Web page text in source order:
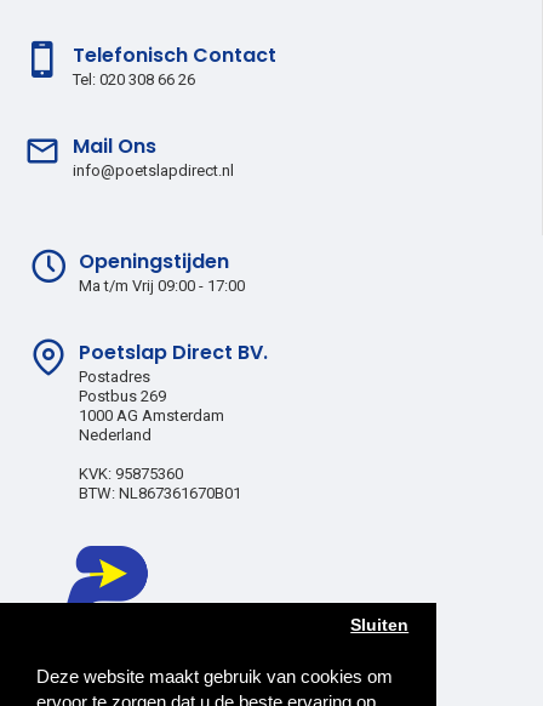
Deze website maakt gebruik van cookies om
Sluiten
Telefonisch Contact
Tel: 020 308 66 26
Mail Ons
info@poetslapdirect.nl
Openingstijden
Ma t/m Vrij 09:00 - 17:00
Poetslap Direct BV.
Postadres
Postbus 269
1000 AG Amsterdam
Nederland
KVK: 95875360
BTW: NL867361670B01